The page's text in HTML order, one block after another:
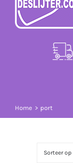
Home port
Sorteer op